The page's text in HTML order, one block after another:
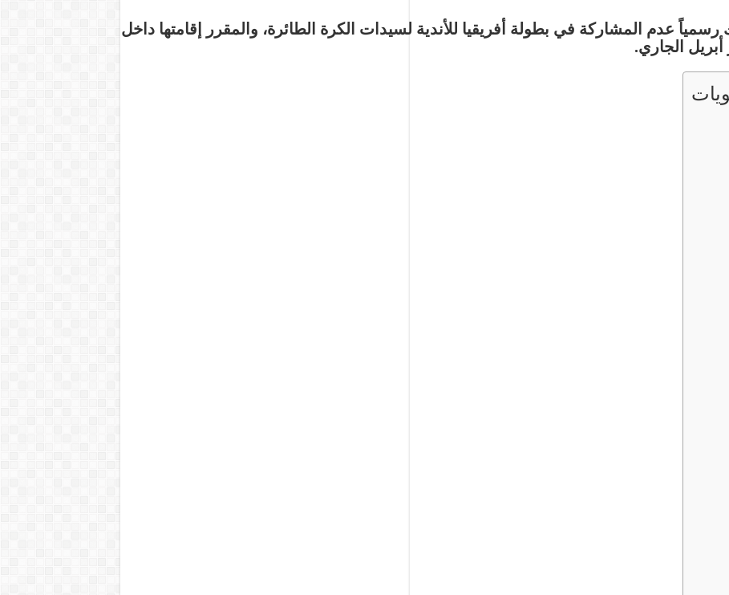
رسمياً عدم المشاركة في بطولة أفريقيا للأندية لسيدات الكرة الطائرة، والمقرر إقامتها داخل
أبريل الجاري.